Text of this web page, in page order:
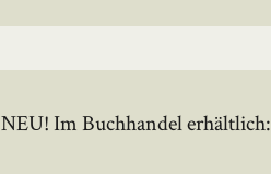
NEU! Im Buchhandel erhältlich: